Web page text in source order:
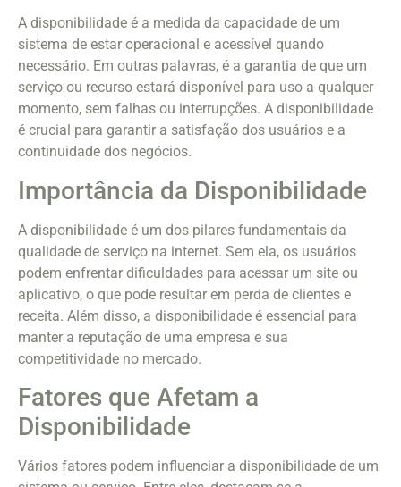
A disponibilidade é a medida da capacidade de um
sistema de estar operacional e acessível quando
necessário. Em outras palavras, é a garantia de que um
serviço ou recurso estará disponível para uso a qualquer
momento, sem falhas ou interrupções. A disponibilidade
é crucial para garantir a satisfação dos usuários e a
continuidade dos negócios.
Importância da Disponibilidade
A disponibilidade é um dos pilares fundamentais da
qualidade de serviço na internet. Sem ela, os usuários
podem enfrentar dificuldades para acessar um site ou
aplicativo, o que pode resultar em perda de clientes e
receita. Além disso, a disponibilidade é essencial para
manter a reputação de uma empresa e sua
competitividade no mercado.
Fatores que Afetam a
Disponibilidade
Vários fatores podem influenciar a disponibilidade de um